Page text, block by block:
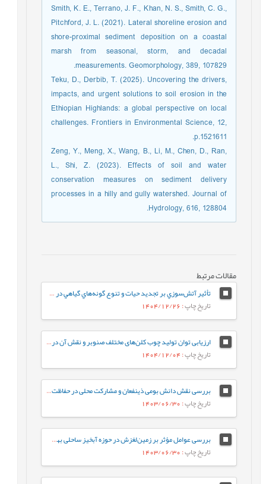
Smith, K. E., Terrano, J. F., Khan, N. S., Smith, C. G.,
Pitchford, J. L. (2021). Lateral shoreline erosion and
shore-proximal sediment deposition on a coastal
marsh from seasonal, storm, and decadal
measurements. Geomorphology, 389, 107829.
Teku, D., Derbib, T. (2025). Uncovering the drivers,
impacts, and urgent solutions to soil erosion in the
Ethiopian Highlands: a global perspective on local
challenges. Frontiers in Environmental Science, 12,
p.1521611.
Zeng, Y., Meng, X., Wang, B., Li, M., Chen, D., Ran,
L., Shi, Z. (2023). Effects of soil and water
conservation measures on sediment delivery
processes in a hilly and gully watershed. Journal of
Hydrology, 616, 128804.
مقالات مرتبط
تأثیر آتش‌سوزي بر تجدید حیات و تنوع گونه‌هاي گياهي در جنگل‌های خورگام رودبار
تاریخ چاپ: 1404/12/26
ارزیابی توان تولید چوب کلن‌های مختلف صنوبر و نقش آن در توسعه پایدار منابع جنگلی
تاریخ چاپ: 1404/12/04
بررسی نقش دانش بومی ذینفعان و مشارکت محلی در حفاظت پایدار از جنگل‌ (مطالعه موردی: جنگل‌های غرب استان گیلان)
تاریخ چاپ: 1403/06/30
بررسی عوامل مؤثر بر زمین‌لغزش در حوزه آبخیز ساحلی بهشهر-گلوگاه با استفاده از مکسنت در استان مازندران
تاریخ چاپ: 1403/06/30